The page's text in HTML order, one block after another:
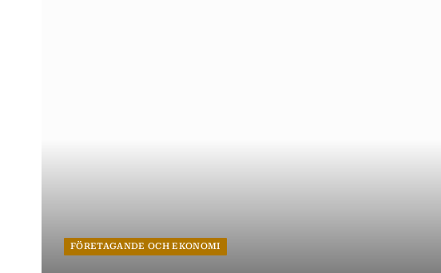
FÖRETAGANDE OCH EKONOMI